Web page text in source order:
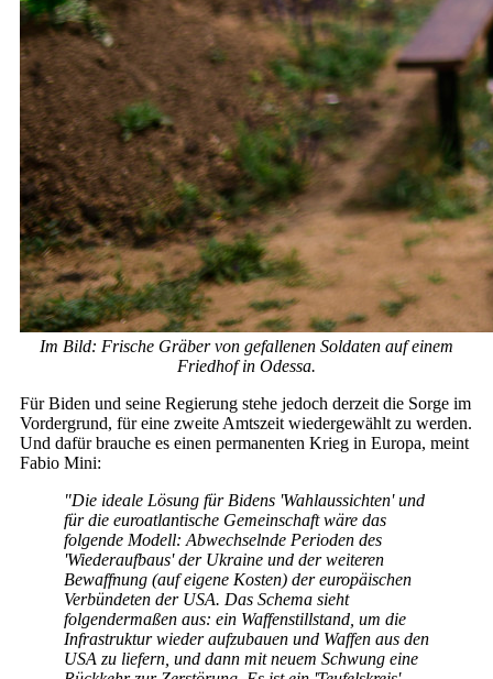
Im Bild: Frische Gräber von gefallenen Soldaten auf einem
Friedhof in Odessa.
Für Biden und seine Regierung stehe jedoch derzeit die Sorge im
Vordergrund, für eine zweite Amtszeit wiedergewählt zu werden.
Und dafür brauche es einen permanenten Krieg in Europa, meint
Fabio Mini:
"Die ideale Lösung für Bidens 'Wahlaussichten' und
für die euroatlantische Gemeinschaft wäre das
folgende Modell: Abwechselnde Perioden des
'Wiederaufbaus' der Ukraine und der weiteren
Bewaffnung (auf eigene Kosten) der europäischen
Verbündeten der USA. Das Schema sieht
folgendermaßen aus: ein Waffenstillstand, um die
Infrastruktur wieder aufzubauen und Waffen aus den
USA zu liefern, und dann mit neuem Schwung eine